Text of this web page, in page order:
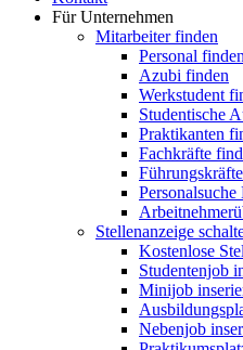
Für Unternehmen
Mitarbeiter finden
Personal finden
Azubi finden
Werkstudent
Studentische
Praktikanten
Fachkräfte
Personalsuche
Stellenanzeige
Kostenlose
Studentenjob
Minijob
Nebenjob